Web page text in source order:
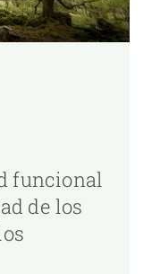
funcional
de los